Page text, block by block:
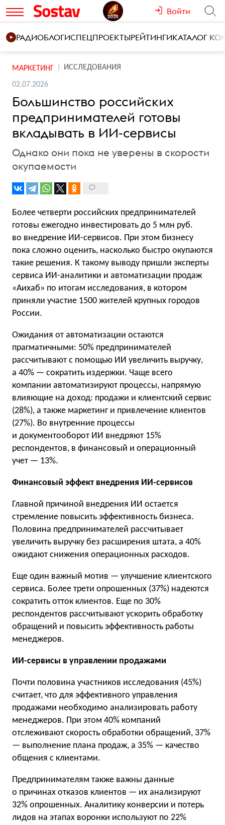
Войти
РАДИОБЛОГИСПЕЦПРОЕКТЫРЕЙТИНГИКАТАЛОГ
МАРКЕТИНГ ИССЛЕДОВАНИЯ
02.07.2026
Большинство российских
предпринимателей готовы
вкладывать в ИИ-сервисы
Однако они пока не уверены в скорости
окупаемости
Более четверти российских предпринимателей
готовы ежегодно инвестировать до 5 млн руб.
во внедрение ИИ-сервисов. При этом бизнесу
пока сложно оценить, насколько быстро окупаются
такие решения. К такому выводу пришли эксперты
сервиса ИИ-аналитики и автоматизации продаж
«Аихаб» по итогам исследования, в котором
приняли участие 1500 жителей крупных городов
России.
Ожидания от автоматизации остаются
прагматичными: 50% предпринимателей
рассчитывают с помощью ИИ увеличить выручку,
а 40% — сократить издержки. Чаще всего
компании автоматизируют процессы, напрямую
влияющие на доход: продажи и клиентский сервис
(28%), а также маркетинг и привлечение клиентов
(27%). Во внутренние процессы
и документооборот ИИ внедряют 15%
респондентов, в финансовый и операционный
учет — 13%.
Финансовый эффект внедрения ИИ-сервисов
Главной причиной внедрения ИИ остается
стремление повысить эффективность бизнеса.
Половина предпринимателей рассчитывает
увеличить выручку без расширения штата, а 40%
ожидают снижения операционных расходов.
Еще один важный мотив — улучшение клиентского
сервиса. Более трети опрошенных (37%) надеются
сократить отток клиентов. Еще по 30%
респондентов рассчитывают ускорить обработку
обращений и повысить эффективность работы
менеджеров.
ИИ-сервисы в управлении продажами
Почти половина участников исследования (45%)
считает, что для эффективного управления
продажами необходимо анализировать работу
менеджеров. При этом 40% компаний
отслеживают скорость обработки обращений, 37%
— выполнение плана продаж, а 35% — качество
общения с клиентами.
Предпринимателям также важны данные
о причинах отказов клиентов — их анализируют
32% опрошенных. Аналитику конверсии и потерь
лидов на этапах воронки используют по 22%